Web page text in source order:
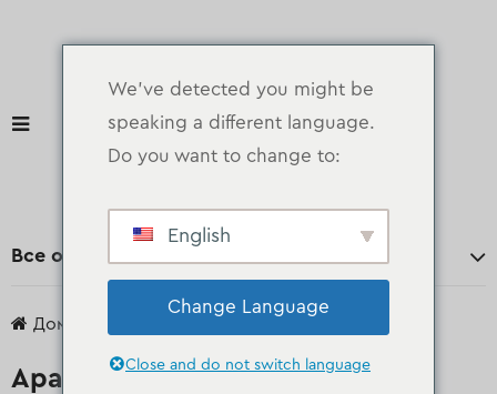
Все отделы
Дом
Арахис
We've detected you might be
speaking a different language.
Do you want to change to:
English
Change Language
Close and do not switch language